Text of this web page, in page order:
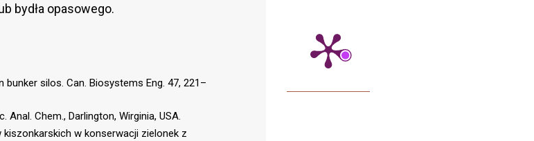
bydła opasowego.
bunker silos. Can. Biosystems Eng. 47, 221–
Chem., Darlington, Wirginia, USA.
w konserwacji zielonek z